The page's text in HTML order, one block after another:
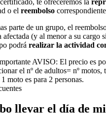
o el reembolso
parte de un grupo, el
afectada (y al menor a su cargo
podrá realizar la actividad
AVISO: El precio es
el nº de adultos= nº motos,
moto es para 2 personas.
llevar el día de